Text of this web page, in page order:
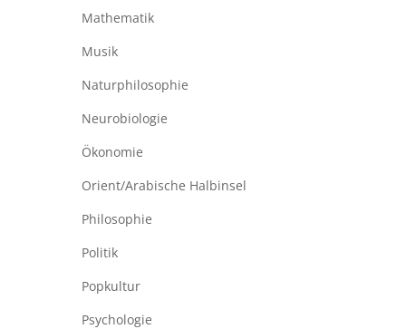
Mathematik
Musik
Naturphilosophie
Neurobiologie
Ökonomie
Orient/Arabische Halbinsel
Philosophie
Politik
Popkultur
Psychologie